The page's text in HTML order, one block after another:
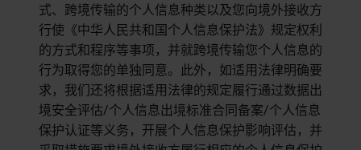
式、跨境传输的个人信息种类以及您向境外接收方
行使《中华人民共和国个人信息保护法》规定权利
的方式和程序等事项，并就跨境传输您个人信息的
行为取得您的单独同意。此外，如适用法律明确要
求，我们还将根据适用法律的规定履行通过数据出
境安全评估/个人信息出境标准合同备案/个人信息
保护认证等义务，开展个人信息保护影响评估，并